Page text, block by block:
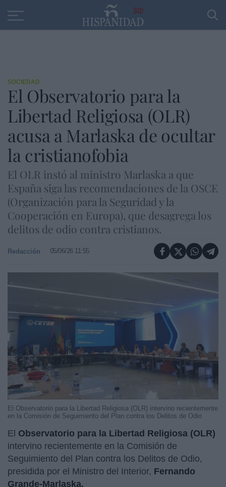
30
SOCIEDAD
El Observatorio para la
Libertad Religiosa (OLR)
acusa a Marlaska de ocultar
la cristianofobia
El OLR instó al ministro Marlaska a que
España siga las recomendaciones de la OSCE
(Organización para la Seguridad y la
Cooperación en Europa), que desagrega los
delitos de odio contra cristianos.
Redacción 05/06/26 11:55
El Observatorio para la Libertad Religiosa (OLR) intervino recientemente
en la Comisión de Seguimiento del Plan contra los Delitos de Odio
El Observatorio para la Libertad Religiosa (OLR)
intervino recientemente en la Comisión de
Seguimiento del Plan contra los Delitos de Odio,
presidida por el Ministro del Interior, Fernando
Grande-Marlaska.